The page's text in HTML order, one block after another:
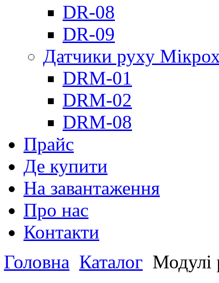
DR-08
DR-09
Датчики руху
DRM-01
DRM-02
DRM-08
Прайс
Де купити
На завантаження
Про нас
Контакти
Головна Каталог Модулі